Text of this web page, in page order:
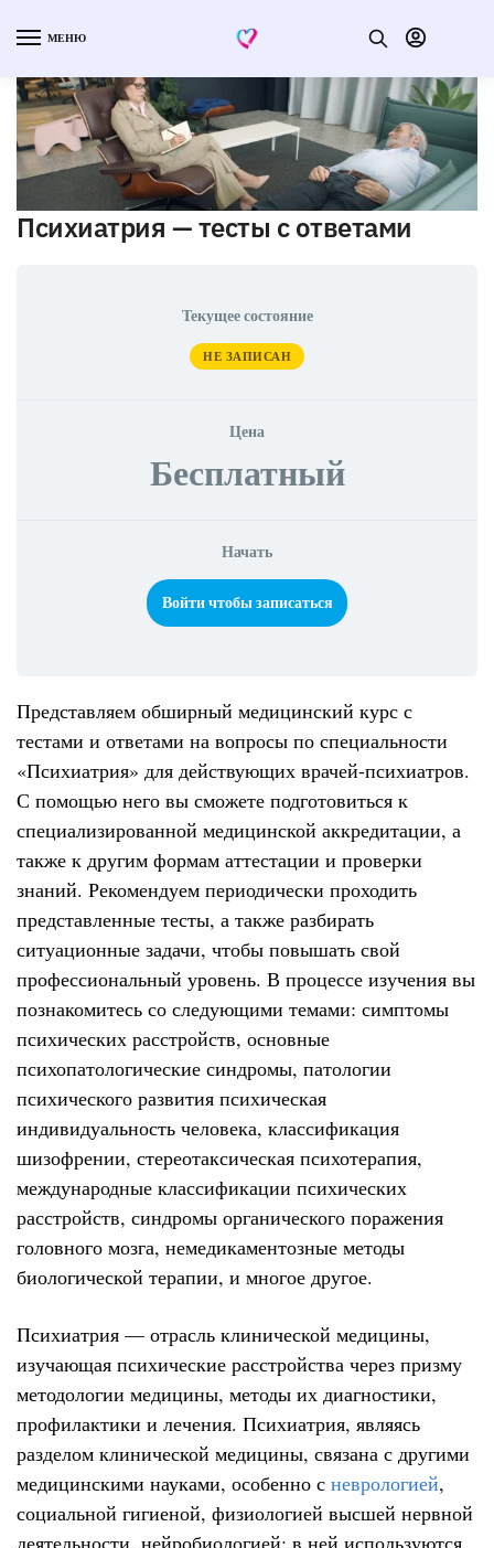
МЕНЮ
Психиатрия — тесты с ответами
Текущее состояние
НЕ ЗАПИСАН
Цена
Бесплатный
Начать
Войти чтобы записаться
Представляем обширный медицинский курс с
тестами и ответами на вопросы по специальности
«Психиатрия» для действующих врачей-психиатров.
С помощью него вы сможете подготовиться к
специализированной медицинской аккредитации, а
также к другим формам аттестации и проверки
знаний. Рекомендуем периодически проходить
представленные тесты, а также разбирать
ситуационные задачи, чтобы повышать свой
профессиональный уровень. В процессе изучения вы
познакомитесь со следующими темами: симптомы
психических расстройств, основные
психопатологические синдромы, патологии
психического развития психическая
индивидуальность человека, классификация
шизофрении, стереотаксическая психотерапия,
международные классификации психических
расстройств, синдромы органического поражения
головного мозга, немедикаментозные методы
биологической терапии, и многое другое.
Психиатрия — отрасль клинической медицины,
изучающая психические расстройства через призму
методологии медицины, методы их диагностики,
профилактики и лечения. Психиатрия, являясь
разделом клинической медицины, связана с другими
медицинскими науками, особенно с неврологией,
социальной гигиеной, физиологией высшей нервной
деятельности, нейробиологией; в ней используются